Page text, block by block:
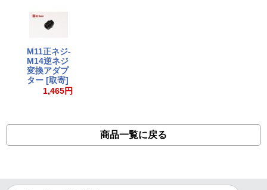
M11正ネジ-
M14逆ネジ
変換アダプ
ター [取寄]
1,465円
商品一覧に戻る